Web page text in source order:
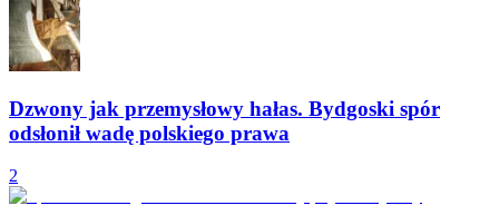
Dzwony jak przemysłowy hałas. Bydgoski spór
odsłonił wadę polskiego prawa
2